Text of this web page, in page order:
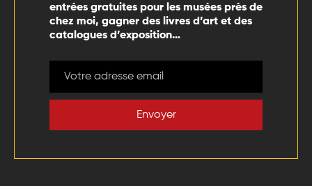
entrées gratuites pour les musées près de
chez moi, gagner des livres d’art et des
catalogues d’exposition…
Envoyer